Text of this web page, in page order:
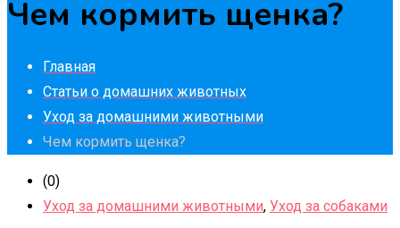
Чем кормить щенка?
Главная
Статьи о домашних животных
Уход за домашними животными
Чем кормить щенка?
(0)
Уход за домашними животными, Уход за собаками